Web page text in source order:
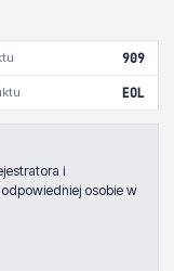
909
EOL
i
osobie w